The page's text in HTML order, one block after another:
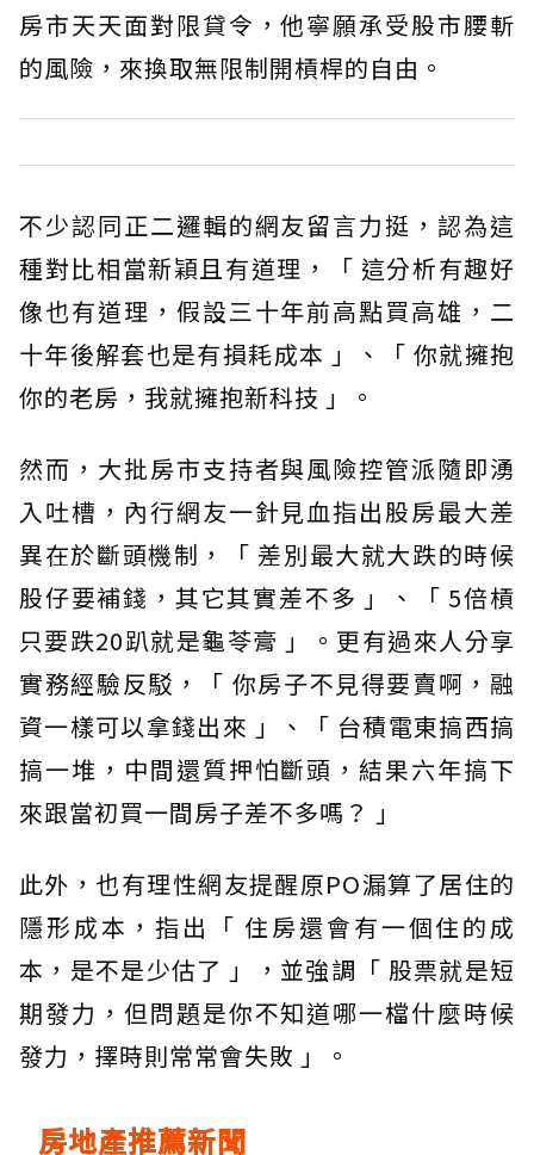
房市天天面對限貸令，他寧願承受股市腰斬
的風險，來換取無限制開槓桿的自由。
不少認同正二邏輯的網友留言力挺，認為這
種對比相當新穎且有道理，「 這分析有趣好
像也有道理，假設三十年前高點買高雄，二
十年後解套也是有損耗成本 」、「 你就擁抱
你的老房，我就擁抱新科技 」。
然而，大批房市支持者與風險控管派隨即湧
入吐槽，內行網友一針見血指出股房最大差
異在於斷頭機制，「 差別最大就大跌的時候
股仔要補錢，其它其實差不多 」、「 5倍槓
只要跌20趴就是龜苓膏 」。更有過來人分享
實務經驗反駁，「 你房子不見得要賣啊，融
資一樣可以拿錢出來 」、「 台積電東搞西搞
搞一堆，中間還質押怕斷頭，結果六年搞下
來跟當初買一間房子差不多嗎？ 」
此外，也有理性網友提醒原PO漏算了居住的
隱形成本，指出「 住房還會有一個住的成
本，是不是少估了 」，並強調「 股票就是短
期發力，但問題是你不知道哪一檔什麼時候
發力，擇時則常常會失敗 」。
房地產推薦新聞